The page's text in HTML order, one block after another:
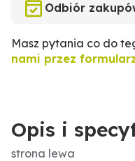
Odbiór
Masz pytania co do
nami przez
Opis i
strona lewa